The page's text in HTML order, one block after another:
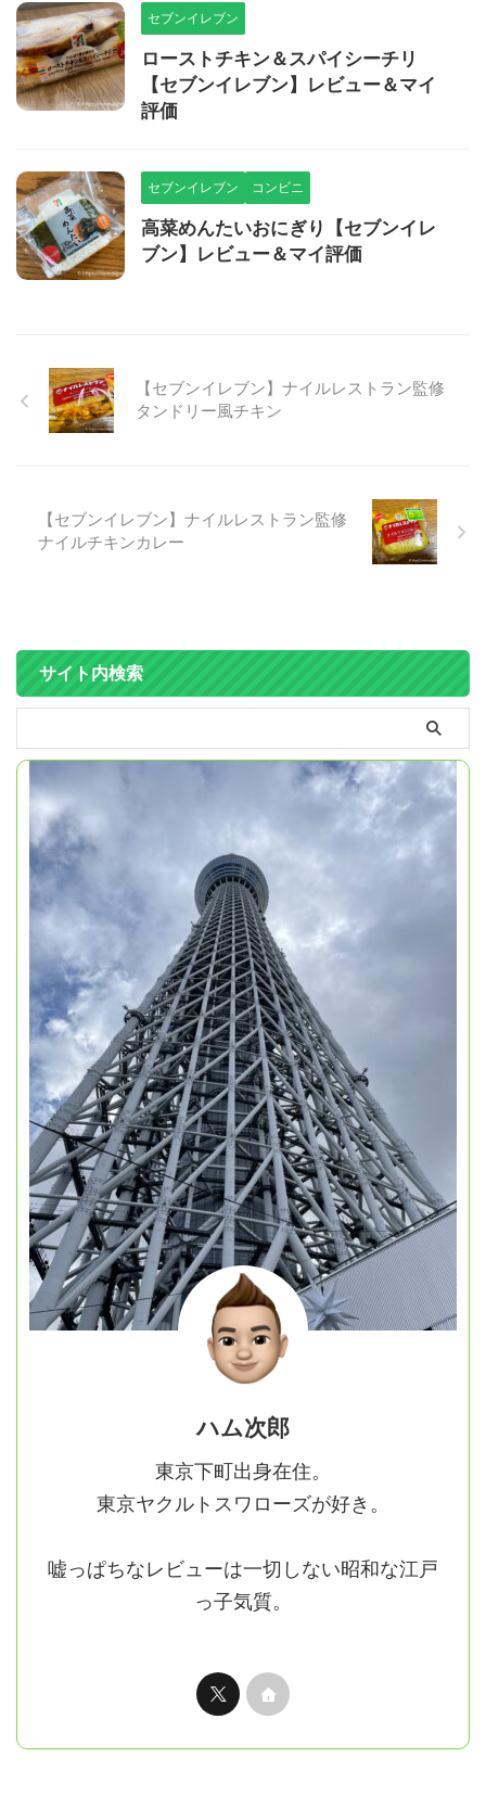
セブンイレブン
ローストチキン＆スパイシーチリ
【セブンイレブン】レビュー＆マイ
評価
セブンイレブン コンビニ
高菜めんたいおにぎり【セブンイレ
ブン】レビュー＆マイ評価
【セブンイレブン】ナイルレストラン監修
タンドリー風チキン
【セブンイレブン】ナイルレストラン監修
ナイルチキンカレー
サイト内検索
ハム次郎
東京下町出身在住。
東京ヤクルトスワローズが好き。
嘘っぱちなレビューは一切しない昭和な江戸
っ子気質。